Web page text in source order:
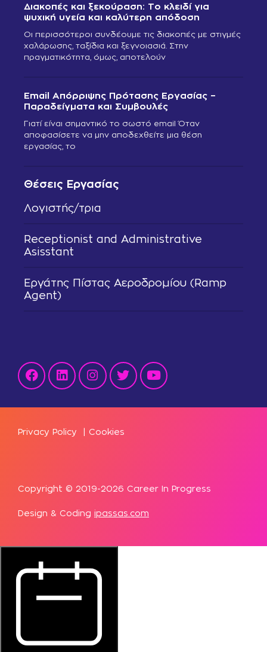
Θέσεις Εργασίας
Λογιστής/τρια
Receptionist and Administrative
Asisstant
Εργάτης Πίστας Αεροδρομίου (Ramp
Agent)
Διακοπές και ξεκούραση: Το κλειδί για
ψυχική υγεία και καλύτερη απόδοση
Οι περισσότεροι συνδέουμε τις διακοπές με στιγμές
χαλάρωσης, ταξίδια και ξεγνοιασιά. Στην
πραγματικότητα, όμως, αποτελούν
Email Απόρριψης Πρότασης Εργασίας –
Παραδείγματα και Συμβουλές
Γιατί είναι σημαντικό το σωστό email Όταν
αποφασίσετε να μην αποδεχθείτε μια θέση
εργασίας, το
Copyright © 2019-2026 Career In Progress
Design & Coding ipassas.com
Privacy Policy Cookies